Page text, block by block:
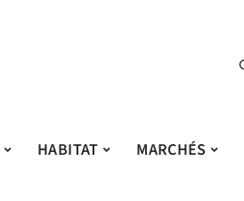
HABITAT MARCHÉS